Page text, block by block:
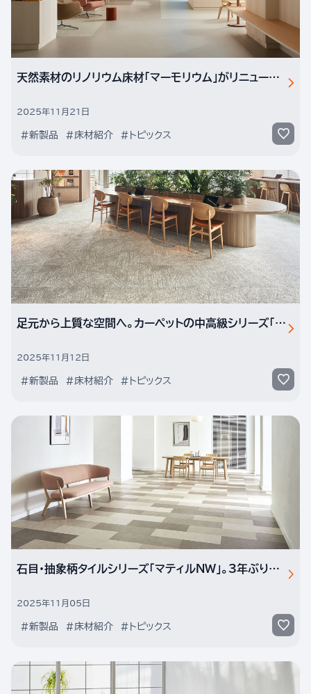
天然素材のリノリウム床材「マーモリウム」がリニューアル。流行の色柄を多く取り入れ、より選びやすくなりました。
2025年11月21日
#新製品 #床材紹介 #トピックス
足元から上質な空間へ。カーペットの中高級シリーズ「TZ」から環境に配慮した3種の抽象柄が新発売
2025年11月12日
#新製品 #床材紹介 #トピックス
石目・抽象柄タイルシリーズ「マティルNW」。3年ぶりの改訂で注目の新色柄をご紹介
2025年11月05日
#新製品 #床材紹介 #トピックス